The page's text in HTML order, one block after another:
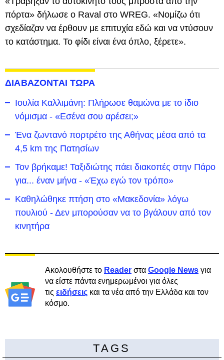
πόρτα» δήλωσε ο Raval στο WREG. «Νομίζω ότι
σχεδίαζαν να έρθουν με επιτυχία εδώ και να ντύσουν
το κατάστημα. Το φίδι είναι ένα όπλο, ξέρετε».
ΔΙΑΒΑΖΟΝΤΑΙ ΤΩΡΑ
Ιουλία Καλλιμάνη: Πλήρωσε θαμώνα με το ίδιο
νόμισμα - «Εσένα σου αρέσει;»
Ένα ζωντανό πορτρέτο της Αθήνας μέσα από τα
4,5 km της Πατησίων
Τον βρήκαμε! Ταξιδιώτης πάει διακοπές στην Πάρο
για... έναν μήνα - «Έχω εγώ τον τρόπο»
Καθηλώθηκε πτήση στο «Μακεδονία» λόγω
πουλιού - Δεν μπορούσαν να το βγάλουν από τον
κινητήρα
Ακολουθήστε το Reader στα Google News για
να είστε πάντα ενημερωμένοι για όλες
τις ειδήσεις και τα νέα από την Ελλάδα και τον
κόσμο.
TAGS